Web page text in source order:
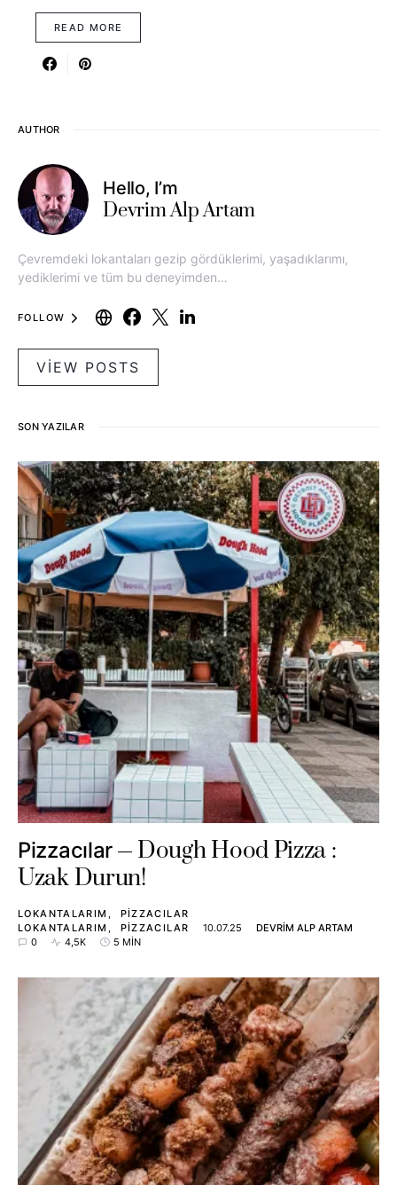
READ MORE
AUTHOR
Hello, I’m
Devrim Alp Artam
Çevremdeki lokantaları gezip gördüklerimi, yaşadıklarımı,
yediklerimi ve tüm bu deneyimden…
FOLLOW
VIEW POSTS
SON YAZILAR
Pizzacılar
Dough Hood Pizza :
Uzak Durun!
LOKANTALARIM
PIZZACILAR
LOKANTALARIM
PIZZACILAR 10.07.25
DEVRIM ALP ARTAM
0
4,5K 5 MIN